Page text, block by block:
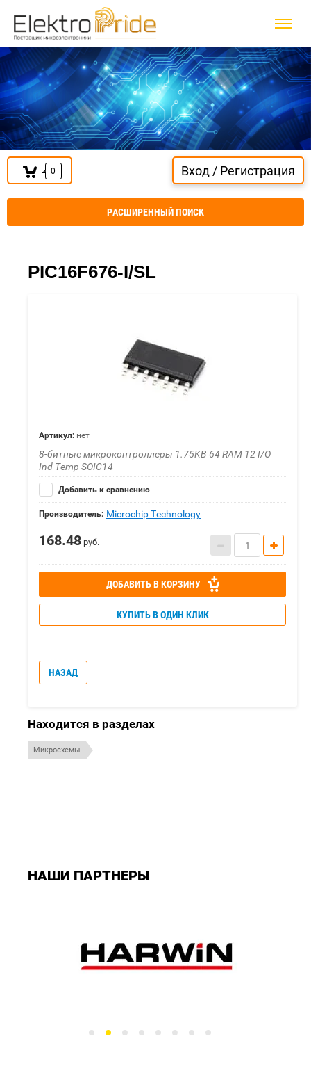
0 Вход / Регистрация
РАСШИРЕННЫЙ ПОИСК
PIC16F676-I/SL
Артикул: нет
8-битные микроконтроллеры 1.75KB 64 RAM 12 I/O
Ind Temp SOIC14
Добавить к сравнению
Производитель: Microchip Technology
168.48 руб.
ДОБАВИТЬ В КОРЗИНУ
КУПИТЬ В ОДИН КЛИК
НАЗАД
Находится в разделах
Микросхемы
НАШИ ПАРТНЕРЫ